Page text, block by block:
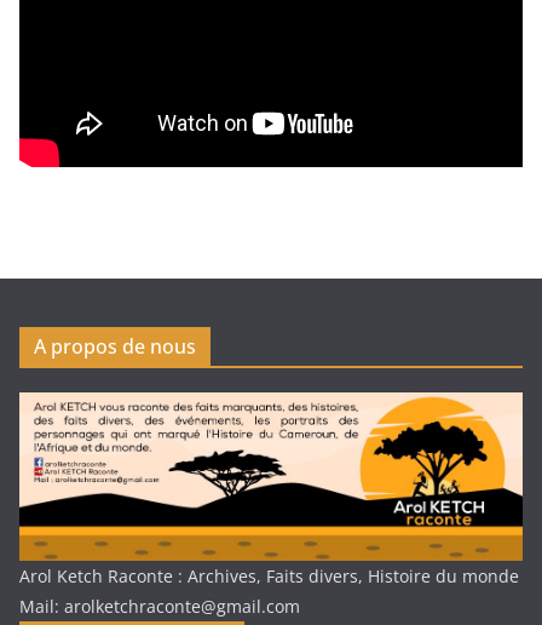
A propos de nous
Arol Ketch Raconte : Archives, Faits divers, Histoire du monde
Mail: arolketchraconte@gmail.com